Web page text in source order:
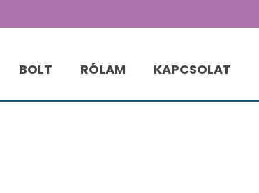
BOLT RÓLAM KAPCSOLAT